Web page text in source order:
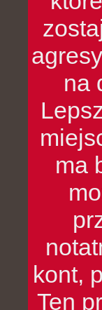
na
ma
kont,
Ten